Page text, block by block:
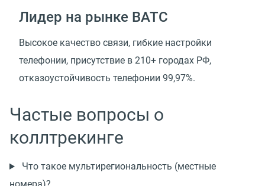
Лидер на рынке ВАТС
Высокое качество связи, гибкие настройки
телефонии, присутствие в 210+ городах РФ,
отказоустойчивость телефонии 99,97%.
Частые вопросы о
коллтрекинге
Что такое мультирегиональность (местные